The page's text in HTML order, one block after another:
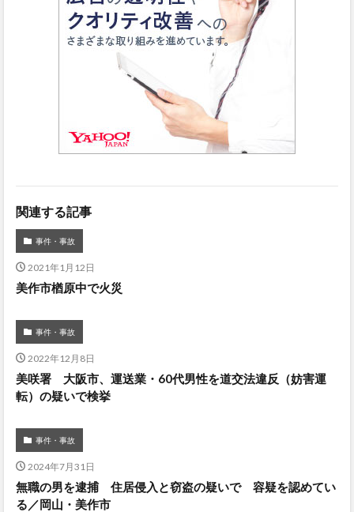
関連する記事
事件・事故
2021年1月12日
美作市楢原中で火災
事件・事故
2022年12月8日
美咲署 大阪市、運送業・60代男性を道交法違反（妨害運
転）の疑いで検挙
事件・事故
2024年7月31日
無職の男を逮捕 住居侵入と窃盗の疑いで 容疑を認めてい
る／岡山・美作市